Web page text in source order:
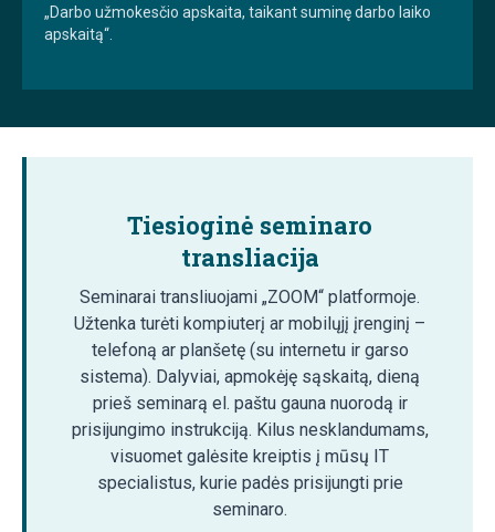
„Darbo užmokesčio apskaita, taikant suminę darbo laiko
apskaitą“.
Tiesioginė seminaro
transliacija
Seminarai transliuojami „ZOOM“ platformoje.
Užtenka turėti kompiuterį ar mobilųjį įrenginį –
telefoną ar planšetę (su internetu ir garso
sistema). Dalyviai, apmokėję sąskaitą, dieną
prieš seminarą el. paštu gauna nuorodą ir
prisijungimo instrukciją. Kilus nesklandumams,
visuomet galėsite kreiptis į mūsų IT
specialistus, kurie padės prisijungti prie
seminaro.